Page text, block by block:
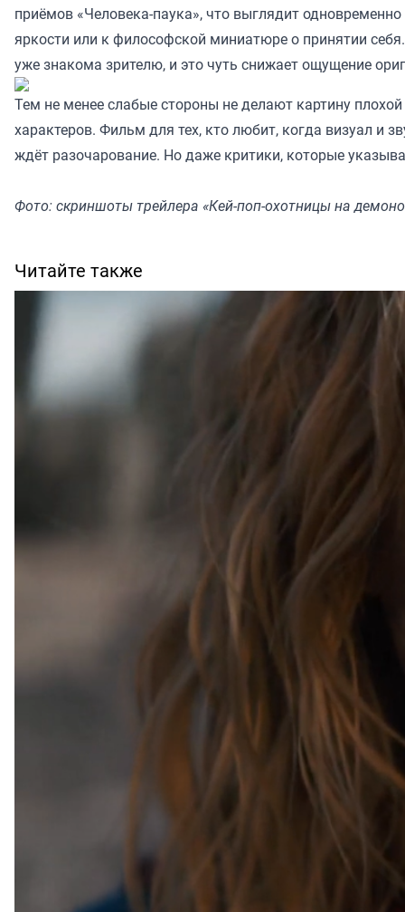
приёмов «Человека-паука», что выглядит
яркости или к философской миниатюре о принятии
уже знакома зрителю, и это чуть снижает ощущение
Тем не менее слабые стороны не делают картину
характеров. Фильм для тех, кто любит, когда визуал и
ждёт разочарование. Но даже критики, которые
Фото: скриншоты трейлера «Кей-поп-охотницы на
Читайте также